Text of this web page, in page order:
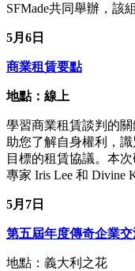
SFMade共同舉辦，該
5月6日
商業租賃要點
地點：線上
學習商業租賃談判的
助您了解自身權利，
目標的租賃協議。本
專家 Iris Lee 和 Divine
5月7日
第五屆年度傳奇企業
地點：義大利之花